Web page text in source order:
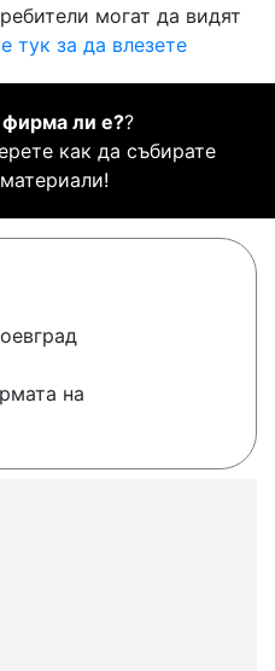
могат да видят
тук за да влезете
ли е??
как да събирате
на